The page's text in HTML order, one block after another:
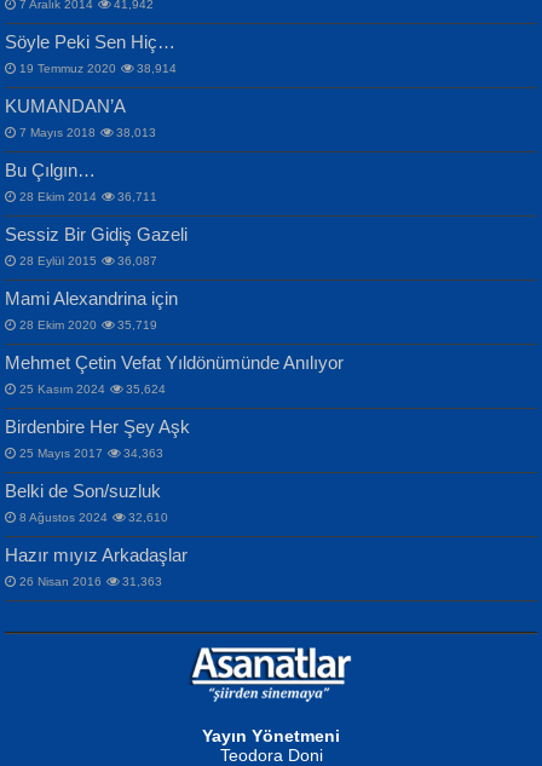
Samimiyet Nedir?...
İPEK ACAR SERT
Gazze’nin Şecaati, Ümmetin İmtihanı...
MAHMUT GÜRBÜZ
İbrahim Olmak ve Bitirebilmek...
NURAN KÖSE BAYDAR
Mescid-i Aksâ Üstüne Ay!...
Selahattin Yıldız
İdrakimle Üşürken...
Songül Özel
Mahzen...
Ben Deniz Değilim ki...
ERDEM BAYAZIT
Sana, Bana, Vatanıma, Ülkemin
İnsanlarına Dair...
NAZIM HİKMET RAN
Bir Cezaevinde, Tecritteki Adamın
Mektupları...
7 Aralık 2014 41,942
Söyle Peki Sen Hiç…
19 Temmuz 2020 38,914
KUMANDAN’A
7 Mayıs 2018 38,013
Bu Çılgın…
28 Ekim 2014 36,711
Sessiz Bir Gidiş Gazeli
28 Eylül 2015 36,087
Mami Alexandrina için
28 Ekim 2020 35,719
Mehmet Çetin Vefat Yıldönümünde Anılıyor
25 Kasım 2024 35,624
Birdenbire Her Şey Aşk
25 Mayıs 2017 34,363
Belki de Son/suzluk
8 Ağustos 2024 32,610
Hazır mıyız Arkadaşlar
26 Nisan 2016 31,363
Yayın Yönetmeni
Teodora Doni